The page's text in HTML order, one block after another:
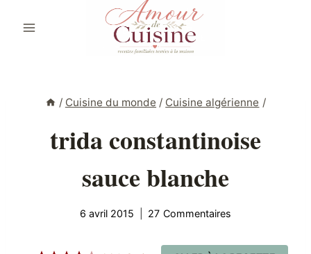
/ Cuisine du monde / Cuisine algérienne /
trida constantinoise
sauce blanche
6 avril 2015 27 Commentaires